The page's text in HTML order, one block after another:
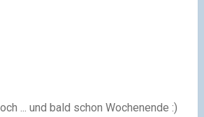
... und bald schon Wochenende :)